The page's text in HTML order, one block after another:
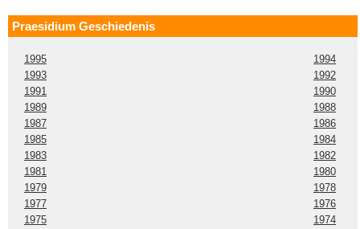
Praesidium Geschiedenis
1995
1994
1993
1992
1991
1990
1989
1988
1987
1986
1985
1984
1983
1982
1981
1980
1979
1978
1977
1976
1975
1974